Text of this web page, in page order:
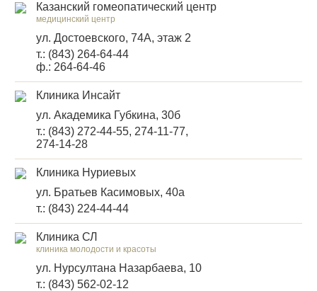
Казанский гомеопатический центр
медицинский центр
ул. Достоевского, 74А, этаж 2
т.: (843) 264-64-44
ф.: 264-64-46
Клиника Инсайт
ул. Академика Губкина, 30б
т.: (843) 272-44-55, 274-11-77,
274-14-28
Клиника Нуриевых
ул. Братьев Касимовых, 40а
т.: (843) 224-44-44
Клиника СЛ
клиника молодости и красоты
ул. Нурсултана Назарбаева, 10
т.: (843) 562-02-12